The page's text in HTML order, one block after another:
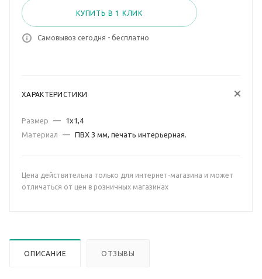
КУПИТЬ В 1 КЛИК
Самовывоз сегодня - бесплатно
ХАРАКТЕРИСТИКИ
Размер —
1х1,4
Материал
— ПВХ 3 мм, печать интерьерная.
Цена действительна только для интернет-магазина и может
отличаться от цен в розничных магазинах
ОПИСАНИЕ ОТЗЫВЫ